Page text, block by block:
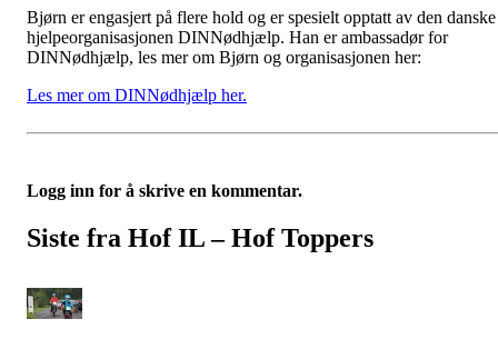
Bjørn er engasjert på flere hold og er spesielt opptatt av den danske
hjelpeorganisasjonen DINNødhjælp. Han er ambassadør for
DINNødhjælp, les mer om Bjørn og organisasjonen her:
Les mer om DINNødhjælp her.
Logg inn for å skrive en kommentar.
Siste fra Hof IL – Hof Toppers